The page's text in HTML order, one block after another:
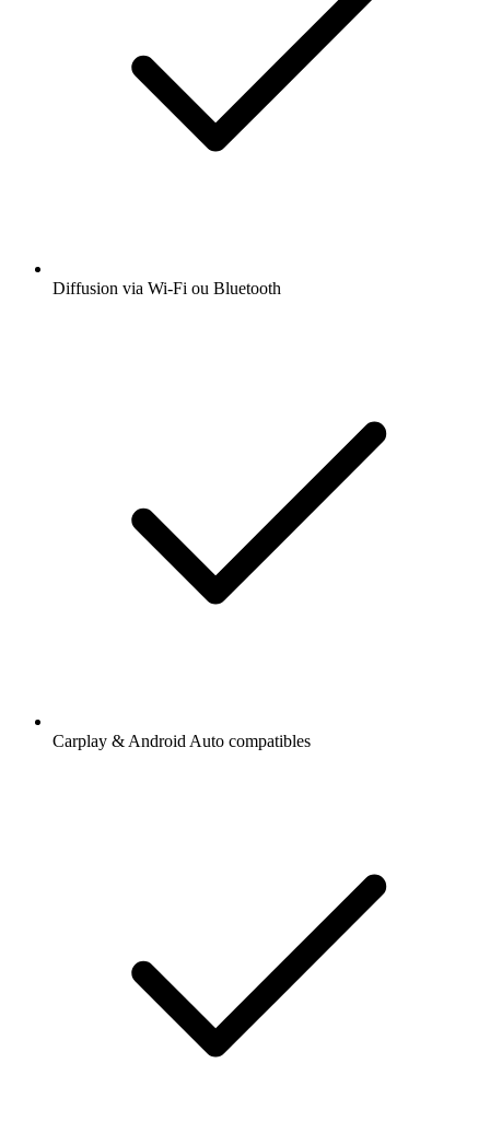
Diffusion via Wi-Fi ou Bluetooth
Carplay & Android Auto compatibles